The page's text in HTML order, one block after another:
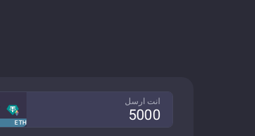
انت ارسل
ETH